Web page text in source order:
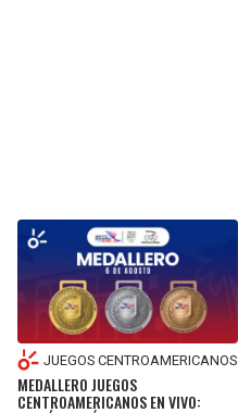
FALCONS
PANTHERS
SAINTS
TRAIL BLAZERS
JAZZ
JUEGOS CENTROAMERICANOS
MEDALLERO JUEGOS
CENTROAMERICANOS EN VIVO: